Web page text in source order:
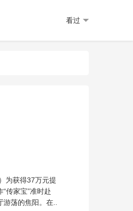
看过
为获得37万元提
传家宝”准时赴
荡的焦阳。在..